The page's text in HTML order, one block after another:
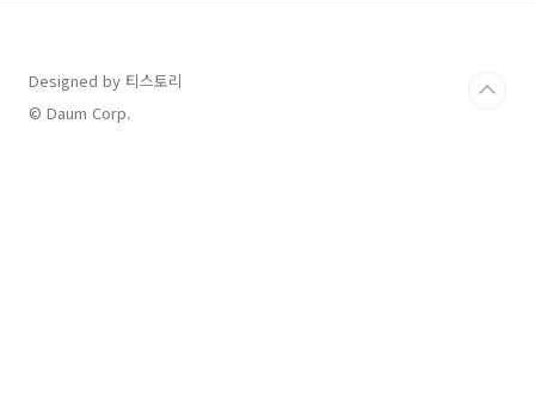
건조 유발 가능. 2세대 제품은 부작용 적음류코트
리엔 수용체 길항제천식 동반, 코막힘·재채기 완
화장기 복용 효과↑, 부작용 적음스테로이드 코
Designed by 티스토리
© Daum Corp.